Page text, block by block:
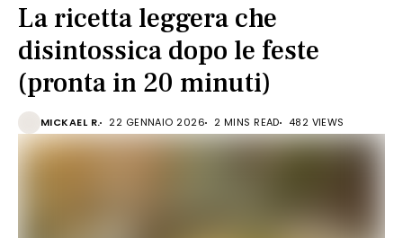
La ricetta leggera che
disintossica dopo le feste
(pronta in 20 minuti)
MICKAEL R. 22 GENNAIO 2026 2 MINS READ 482 VIEWS